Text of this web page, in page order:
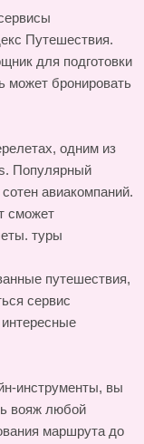
Путешествия.
для подготовки
может бронировать
одним из
Популярный
авиакомпаний.
сможет
туры
путешествия,
сервис
инструменты, вы
вояж любой
маршрута до